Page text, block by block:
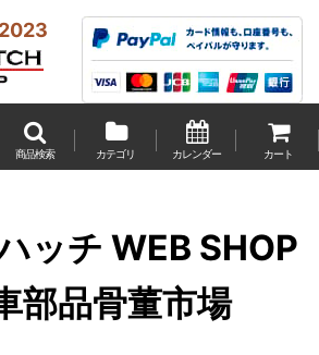
商品検索 カテゴリ カレンダー カート
ッチ WEB SHOP
部品骨董市場